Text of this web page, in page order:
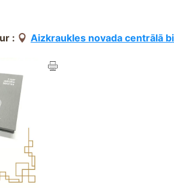
: Aizkraukles novada centrālā